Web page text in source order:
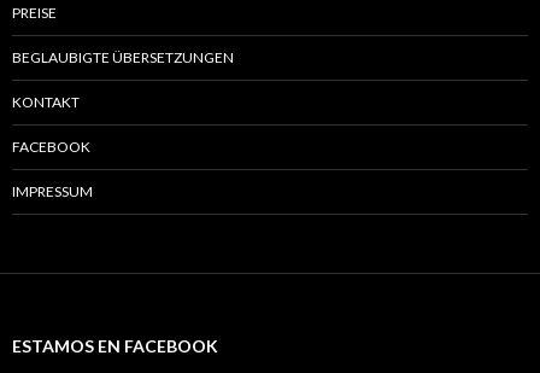
PREISE
BEGLAUBIGTE ÜBERSETZUNGEN
KONTAKT
FACEBOOK
IMPRESSUM
ESTAMOS EN FACEBOOK